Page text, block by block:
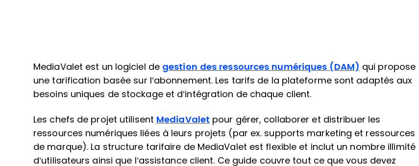
MediaValet est un logiciel de gestion des ressources numériques (DAM) qui propose
une tarification basée sur l’abonnement. Les tarifs de la plateforme sont adaptés aux
besoins uniques de stockage et d’intégration de chaque client.
Les chefs de projet utilisent MediaValet pour gérer, collaborer et distribuer les
ressources numériques liées à leurs projets (par ex. supports marketing et ressources
de marque). La structure tarifaire de MediaValet est flexible et inclut un nombre illimité
d’utilisateurs ainsi que l’assistance client. Ce guide couvre tout ce que vous devez